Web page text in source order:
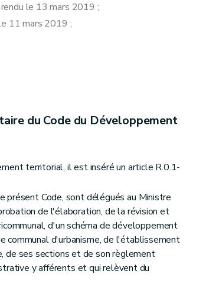
le 13 mars 2019 ;
11 mars 2019 ;
du Code du Développement
territorial, il est inséré un article R.0.1-
présent Code, sont délégués au Ministre
de l'élaboration, de la révision et
d'un schéma de développement
communal d'urbanisme, de l'établissement
de ses sections et de son règlement
y afférents et qui relèvent du